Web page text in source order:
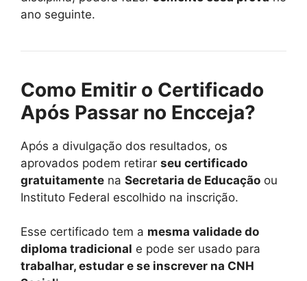
ano seguinte.
Como Emitir o Certificado
Após Passar no Encceja?
Após a divulgação dos resultados, os
aprovados podem retirar seu certificado
gratuitamente na Secretaria de Educação ou
Instituto Federal escolhido na inscrição.
Esse certificado tem a mesma validade do
diploma tradicional e pode ser usado para
trabalhar, estudar e se inscrever na CNH